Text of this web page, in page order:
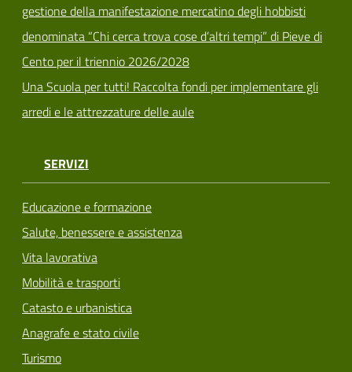
gestione della manifestazione mercatino degli hobbisti
denominata “Chi cerca trova cose d’altri tempi” di Pieve di
Cento per il triennio 2026/2028
Una Scuola per tutti! Raccolta fondi per implementare gli
arredi e le attrezzature delle aule
SERVIZI
Educazione e formazione
Salute, benessere e assistenza
Vita lavorativa
Mobilità e trasporti
Catasto e urbanistica
Anagrafe e stato civile
Turismo